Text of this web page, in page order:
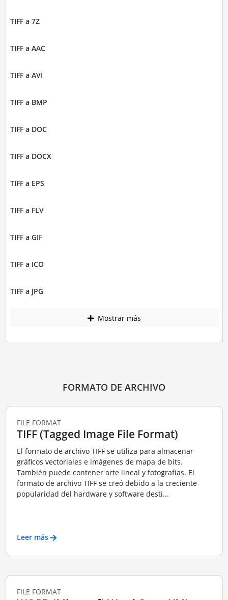
TIFF a 7Z
TIFF a AAC
TIFF a AVI
TIFF a BMP
TIFF a DOC
TIFF a DOCX
TIFF a EPS
TIFF a FLV
TIFF a GIF
TIFF a ICO
TIFF a JPG
Mostrar más
FORMATO DE ARCHIVO
FILE FORMAT
TIFF (Tagged Image File Format)
El formato de archivo TIFF se utiliza para almacenar
gráficos vectoriales e imágenes de mapa de bits.
También puede contener arte lineal y fotografías. El
formato de archivo TIFF se creó debido a la creciente
popularidad del hardware y software desti...
Leer más
FILE FORMAT